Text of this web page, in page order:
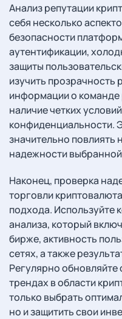
Анализ репутации
себя несколько
безопасности
аутентификации,
защиты
изучить прозрачность
информации о команде
наличие четких
конфиденциальности.
значительно повлиять
надежности
Наконец, проверка
торговли
подхода. Используйте
анализа, который
бирже, активность
сетях, а также
Регулярно обновляйте
трендах в области
только выбрать
но и защитить свои